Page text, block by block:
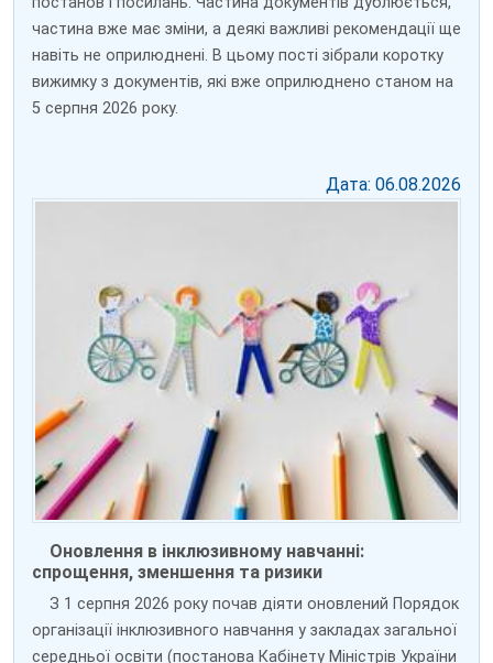
частина вже має зміни, а деякі важливі рекомендації ще
навіть не оприлюднені. В цьому пості зібрали коротку
вижимку з документів, які вже оприлюднено станом на
5 серпня 2026 року.
Дата: 06.08.2026
Оновлення в інклюзивному навчанні:
спрощення, зменшення та ризики
З 1 серпня 2026 року почав діяти оновлений Порядок
організації інклюзивного навчання у закладах загальної
середньої освіти (постанова Кабінету Міністрів України